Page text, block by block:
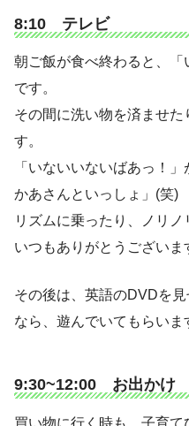
8:10 テレビ
朝ご飯が食べ終わると、
です。
その間に洗い物を済ませた
す。
「いないいないばあっ！
かあさんといっしょ」(笑)
リズムに乗ったり、ノリノ
いつもありがとうございま
その後は、英語のDVDを
なら、遊んでいてもらいま
9:30~12:00 お出かけ
買い物に行く時も、子育